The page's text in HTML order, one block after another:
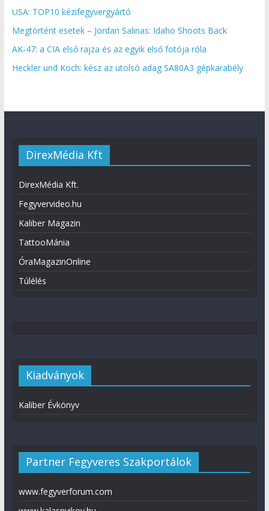
USA: TOP10 kézifegyvergyártó
Megtörtént esetek – Jordan Salinas: Idaho Shoots Back
AK-47: a CIA első rajza és az egyik első fotója róla
Heckler und Koch: kész az utolsó adag SA80A3 gépkarabély
DirexMédia Kft
DirexMédia Kft.
Fegyvervideo.hu
Kaliber Magazin
TattooMánia
ÓraMagazinOnline
Túlélés
Kiadványok
Kaliber Évkönyv
Partner Fegyveres Szakportálok
www.fegyverforum.com